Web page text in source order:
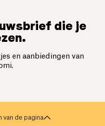
die je
en aanbiedingen van
van de pagina